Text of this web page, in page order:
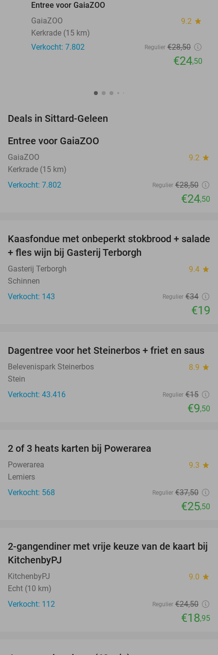
Entree voor GaiaZOO
GaiaZOO
9.2 star
Kerkrade (15 km)
Verkocht: 7.802
Regulier €28,50
€24,50
Deals in Sittard-Geleen
Entree voor GaiaZOO
GaiaZOO 9.2 star
Kerkrade (15 km)
Verkocht: 7.802
Regulier €28,50
€24,50
44%
Kaasfondue met onbeperkt stokbrood + salade
+ fles wijn bij Gasterij Terborgh
Gasterij Terborgh 9.4 star
Schinnen
Verkocht: 143
Regulier €34
€19
37%
Dagentree voor het Steinerbos + friet en saus
Belevenispark Steinerbos 8.9 star
Stein
Verkocht: 43.416
Regulier €15
€9,50
2 of 3 heats karten bij Powerarea
Powerarea 9.3 star
Lemiers
Verkocht: 568
Regulier €37,50
€25,50
23%
2-gangendiner met vrije keuze van de kaart bij
KitchenbyPJ
KitchenbyPJ 9.0 star
Echt (10 km)
Verkocht: 112
Regulier €24,50
€18,95